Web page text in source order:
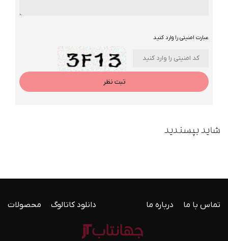
عبارت امنیتی را وارد کنید
ثبت نظر
شاید بپسندید
تماس با ما درباره ما دانلود کاتالوگ محصولات